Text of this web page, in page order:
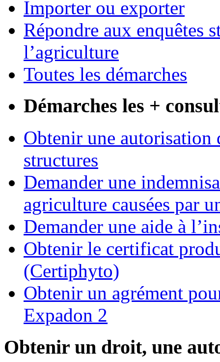
Importer ou exporter
Répondre aux enquêtes
l’agriculture
Toutes les démarches
Démarches les +
Obtenir une autorisation
structures
Demander une
agriculture causées par
Demander une aide à
Obtenir le certificat
(Certiphyto)
Obtenir un agrément
Expadon 2
Obtenir un droit, une